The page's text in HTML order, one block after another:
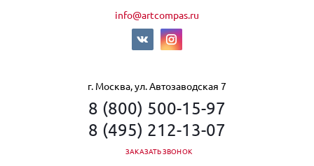
info@artcompas.ru
г. Москва, ул. Автозаводская 7
8 (800) 500-15-97
8 (495) 212-13-07
ЗАКАЗАТЬ ЗВОНОК